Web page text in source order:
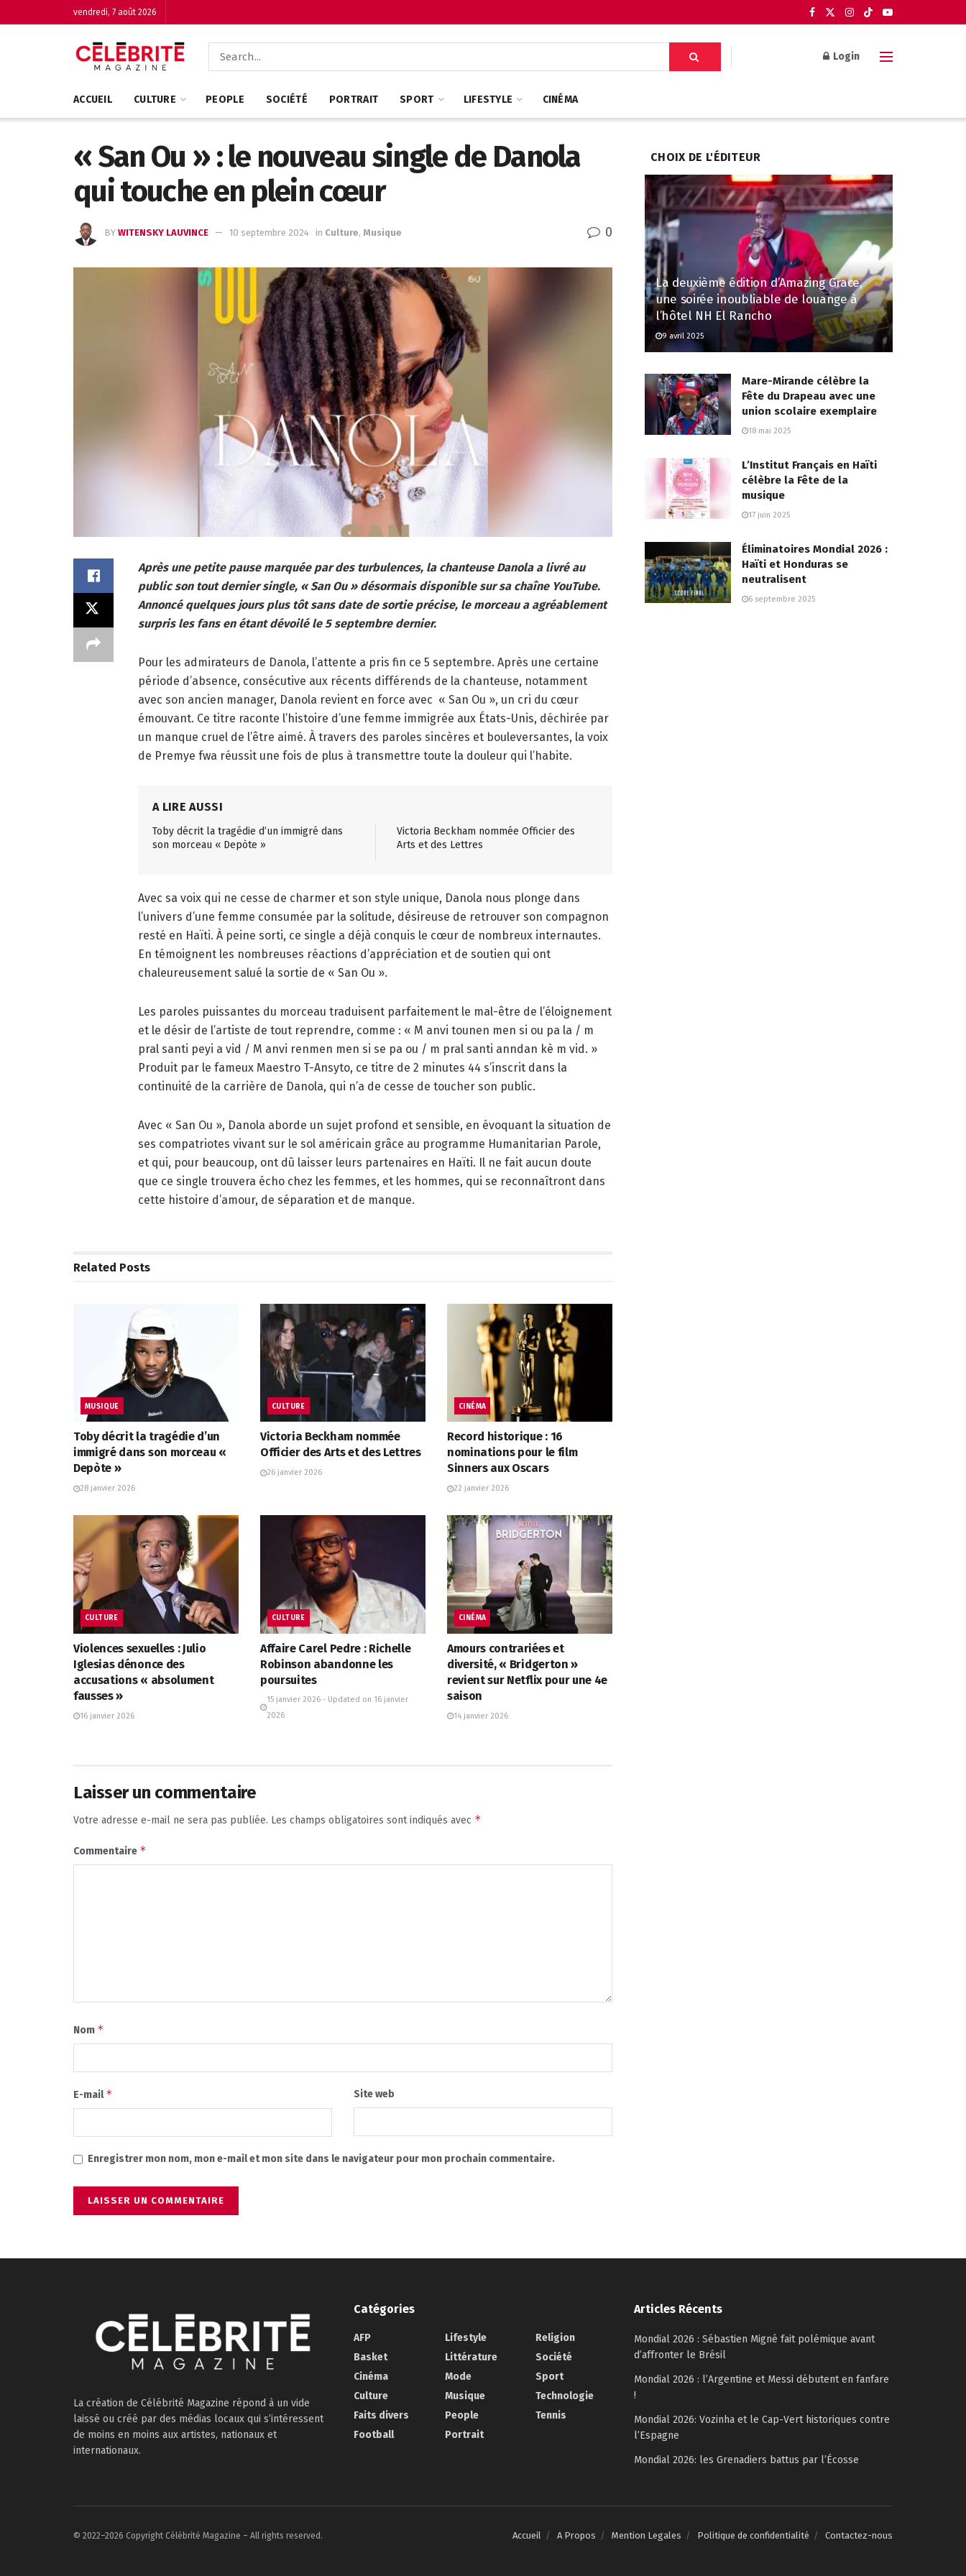
vendredi, 7 août 2026
Login
ACCUEIL CULTURE PEOPLE SOCIÉTÉ PORTRAIT SPORT LIFESTYLE CINÉMA
« San Ou » : le nouveau single de Danola
qui touche en plein cœur
BY WITENSKY LAUVINCE 10 septembre 2024 in Culture, Musique 0
Après une petite pause marquée par des turbulences, la chanteuse Danola a livré au
public son tout dernier single, « San Ou » désormais disponible sur sa chaîne YouTube.
Annoncé quelques jours plus tôt sans date de sortie précise, le morceau a agréablement
surpris les fans en étant dévoilé le 5 septembre dernier.
Pour les admirateurs de Danola, l’attente a pris fin ce 5 septembre. Après une certaine
période d’absence, consécutive aux récents différends de la chanteuse, notamment
avec son ancien manager, Danola revient en force avec « San Ou », un cri du cœur
émouvant. Ce titre raconte l’histoire d’une femme immigrée aux États-Unis, déchirée par
un manque cruel de l’être aimé. À travers des paroles sincères et bouleversantes, la voix
de Premye fwa réussit une fois de plus à transmettre toute la douleur qui l’habite.
A LIRE AUSSI
Toby décrit la tragédie d’un immigré dans
son morceau « Depòte »
Victoria Beckham nommée Officier des
Arts et des Lettres
Avec sa voix qui ne cesse de charmer et son style unique, Danola nous plonge dans
l’univers d’une femme consumée par la solitude, désireuse de retrouver son compagnon
resté en Haïti. À peine sorti, ce single a déjà conquis le cœur de nombreux internautes.
En témoignent les nombreuses réactions d’appréciation et de soutien qui ont
chaleureusement salué la sortie de « San Ou ».
Les paroles puissantes du morceau traduisent parfaitement le mal-être de l’éloignement
et le désir de l’artiste de tout reprendre, comme : « M anvi tounen men si ou pa la / m
pral santi peyi a vid / M anvi renmen men si se pa ou / m pral santi anndan kè m vid. »
Produit par le fameux Maestro T-Ansyto, ce titre de 2 minutes 44 s’inscrit dans la
continuité de la carrière de Danola, qui n’a de cesse de toucher son public.
Avec « San Ou », Danola aborde un sujet profond et sensible, en évoquant la situation de
ses compatriotes vivant sur le sol américain grâce au programme Humanitarian Parole,
et qui, pour beaucoup, ont dû laisser leurs partenaires en Haïti. Il ne fait aucun doute
que ce single trouvera écho chez les femmes, et les hommes, qui se reconnaîtront dans
cette histoire d’amour, de séparation et de manque.
Related Posts
MUSIQUE
Toby décrit la tragédie d’un
immigré dans son morceau «
Depòte »
28 janvier 2026
CULTURE
Victoria Beckham nommée
Officier des Arts et des Lettres
26 janvier 2026
CINÉMA
Record historique : 16
nominations pour le film
Sinners aux Oscars
22 janvier 2026
CULTURE
Violences sexuelles : Julio
Iglesias dénonce des
accusations « absolument
fausses »
16 janvier 2026
CULTURE
Affaire Carel Pedre : Richelle
Robinson abandonne les
poursuites
15 janvier 2026 - Updated on 16 janvier
2026
CINÉMA
Amours contrariées et
diversité, « Bridgerton »
revient sur Netflix pour une 4e
saison
14 janvier 2026
Laisser un commentaire
Votre adresse e-mail ne sera pas publiée. Les champs obligatoires sont indiqués avec *
Commentaire *
Nom *
E-mail* Site web
Enregistrer mon nom, mon e-mail et mon site dans le navigateur pour mon prochain commentaire.
CHOIX DE L'ÉDITEUR
La deuxième édition d’Amazing Grace,
une soirée inoubliable de louange à
l’hôtel NH El Rancho
9 avril 2025
Mare-Mirande célèbre la
Fête du Drapeau avec une
union scolaire exemplaire
18 mai 2025
L’Institut Français en Haïti
célèbre la Fête de la
musique
17 juin 2025
Éliminatoires Mondial 2026 :
Haïti et Honduras se
neutralisent
6 septembre 2025
La création de Célébrité Magazine répond à un vide
laissé ou créé par des médias locaux qui s’intéressent
de moins en moins aux artistes, nationaux et
internationaux.
Catégories
AFP
Basket
Cinéma
Culture
Faits divers
Football
Lifestyle
Littérature
Mode
Musique
People
Portrait
Religion
Société
Sport
Technologie
Tennis
Articles Récents
Mondial 2026 : Sébastien Migné fait polémique avant
d’affronter le Brésil
Mondial 2026 : l’Argentine et Messi débutent en fanfare
!
Mondial 2026: Vozinha et le Cap-Vert historiques contre
l’Espagne
Mondial 2026: les Grenadiers battus par l’Écosse
Accueil A Propos Mention Legales Politique de confidentialité Contactez-nous
© 2022–2026 Copyright Célébrité Magazine – All rights reserved.